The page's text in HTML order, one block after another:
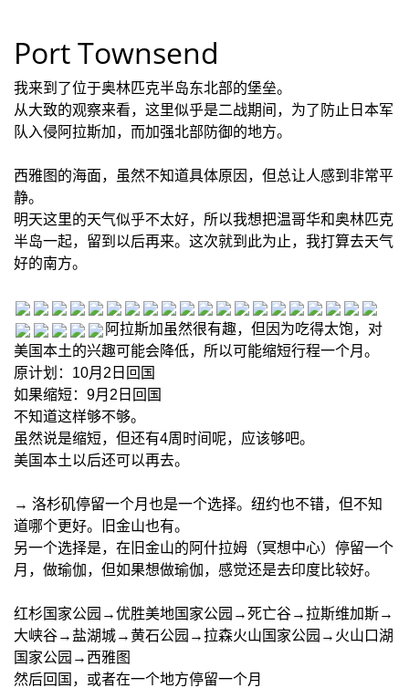
Port Townsend
我来到了位于奥林匹克半岛东北部的堡垒。
从大致的观察来看，这里似乎是二战期间，为了防止日本军
队入侵阿拉斯加，而加强北部防御的地方。
西雅图的海面，虽然不知道具体原因，但总让人感到非常平
静。
明天这里的天气似乎不太好，所以我想把温哥华和奥林匹克
半岛一起，留到以后再来。这次就到此为止，我打算去天气
好的南方。
阿拉斯加虽然很有趣，但因为吃得太饱，对
美国本土的兴趣可能会降低，所以可能缩短行程一个月。
原计划：10月2日回国
如果缩短：9月2日回国
不知道这样够不够。
虽然说是缩短，但还有4周时间呢，应该够吧。
美国本土以后还可以再去。
→ 洛杉矶停留一个月也是一个选择。纽约也不错，但不知
道哪个更好。旧金山也有。
另一个选择是，在旧金山的阿什拉姆（冥想中心）停留一个
月，做瑜伽，但如果想做瑜伽，感觉还是去印度比较好。
红杉国家公园→优胜美地国家公园→死亡谷→拉斯维加斯→
大峡谷→盐湖城→黄石公园→拉森火山国家公园→火山口湖
国家公园→西雅图
然后回国，或者在一个地方停留一个月